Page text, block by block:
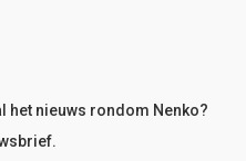
het nieuws rondom Nenko?